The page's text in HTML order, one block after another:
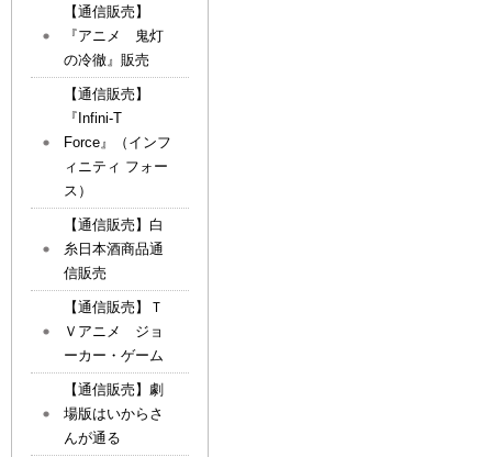
【通信販売】
『アニメ 鬼灯
の冷徹』販売
【通信販売】
『Infini-T
Force』（インフ
ィニティ フォー
ス）
【通信販売】白
糸日本酒商品通
信販売
【通信販売】Ｔ
Ｖアニメ ジョ
ーカー・ゲーム
【通信販売】劇
場版はいからさ
んが通る